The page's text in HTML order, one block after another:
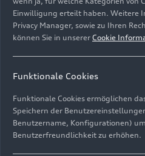
Bild-Nr: A260816 · Copyright:
Rechte: Verwendung für
Einwilligung erteilt haben. Weitere
Privacy Manager, sowie zu Ihren
können Sie in unserer Cookie
Funktionale Cookies
Funktionale Cookies ermöglichen
Speichern der
Benutzername, Konfigurationen)
Benutzerfreundlichkeit zu erhöhen.